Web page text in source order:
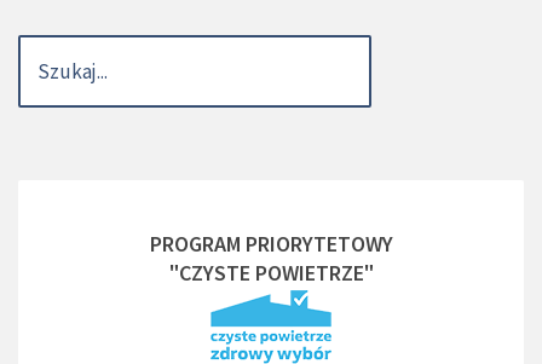
PROGRAM PRIORYTETOWY
"CZYSTE POWIETRZE"